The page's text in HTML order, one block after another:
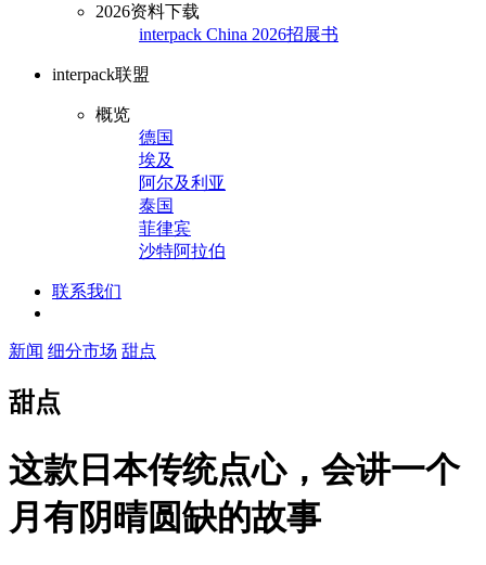
2026资料下载
interpack China 2026招展书
interpack联盟
概览
德国
埃及
阿尔及利亚
泰国
菲律宾
沙特阿拉伯
联系我们
新闻 细分市场 甜点
甜点
这款日本传统点心，会讲一个
月有阴晴圆缺的故事